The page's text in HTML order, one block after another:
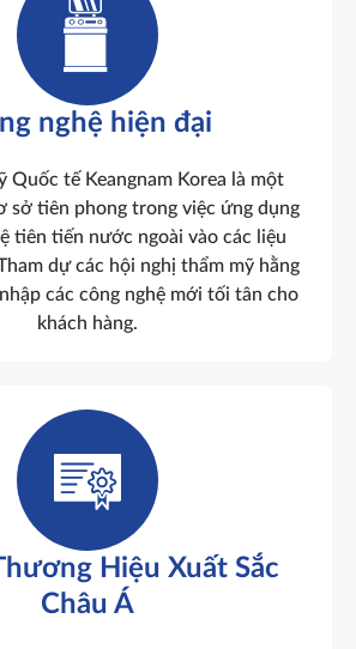
nghệ hiện đại
Quốc tế Keangnam Korea là một
sở tiên phong trong việc ứng dụng
tiên tiến nước ngoài vào các liệu
dự các hội nghị thẩm mỹ hằng
các công nghệ mới tối tân cho
khách hàng.
Hiệu Xuất Sắc
Châu Á